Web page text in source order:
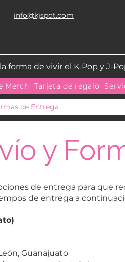
info@kjspot.com
forma de vivir el K-Pop y J-
Merch Tarjeta de regalo
de Entrega
y
de entrega para que
de entrega a
Guanajuato